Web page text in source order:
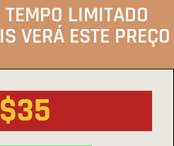
TEMPO LIMITADO
VERÁ ESTE PREÇO